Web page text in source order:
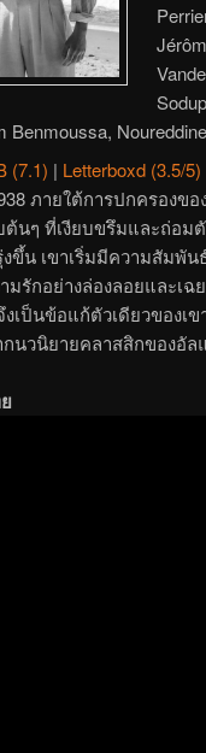
Benmoussa,
(7.1) | Letterboxd (3.5/5)
ภายใต้การปกครองข
นๆ ที่เงียบขรึมและถ่อม
ขึ้น เขาเริ่มมีความสัมพั
มรักอย่างล่องลอยและเ
งเป็นข้อแก้ตัวเดียวของเ
นวนิยายคลาสสิกของอัล